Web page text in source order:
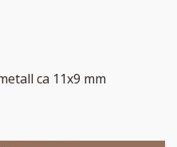
ca 11x9 mm